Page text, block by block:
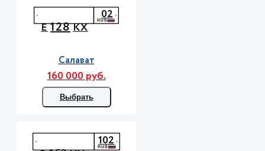
Е128КХ
02
Салават
160 000 руб.
Выбрать
102